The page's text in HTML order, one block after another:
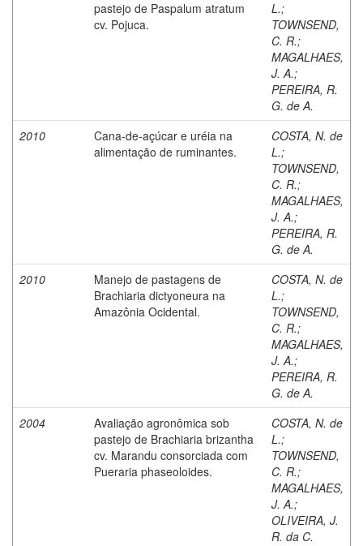
pastejo de Paspalum atratum
cv. Pojuca.
L.;
TOWNSEND,
C. R.;
MAGALHAES,
J. A.;
PEREIRA, R.
G. de A.
2010
Cana-de-açúcar e uréia na
alimentação de ruminantes.
COSTA, N. de
L.;
TOWNSEND,
C. R.;
MAGALHAES,
J. A.;
PEREIRA, R.
G. de A.
2010
Manejo de pastagens de
Brachiaria dictyoneura na
Amazônia Ocidental.
COSTA, N. de
L.;
TOWNSEND,
C. R.;
MAGALHAES,
J. A.;
PEREIRA, R.
G. de A.
2004
Avaliação agronômica sob
pastejo de Brachiaria brizantha
cv. Marandu consorciada com
Pueraria phaseoloides.
COSTA, N. de
L.;
TOWNSEND,
C. R.;
MAGALHAES,
J. A.;
OLIVEIRA, J.
R. da C.